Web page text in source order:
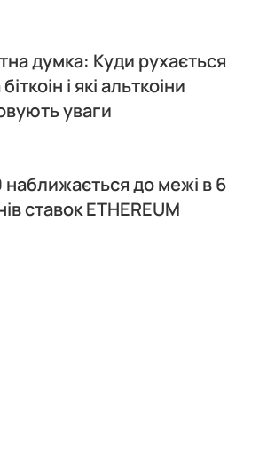
думка: Куди рухається
і які альткоіни
уваги
наближається до межі в 6
ставок ETHEREUM